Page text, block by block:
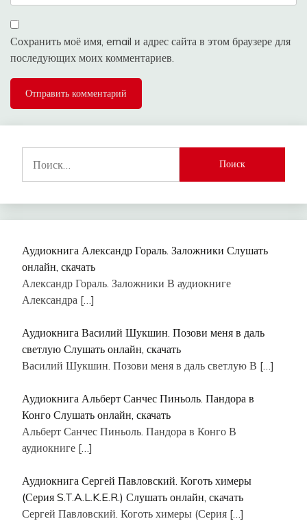
Сохранить моё имя, email и адрес сайта в этом браузере для
последующих моих комментариев.
Аудиокнига Александр Гораль. Заложники Слушать
онлайн, скачать
Александр Гораль. Заложники В аудиокниге
Александра […]
Аудиокнига Василий Шукшин. Позови меня в даль
светлую Слушать онлайн, скачать
Василий Шукшин. Позови меня в даль светлую В […]
Аудиокнига Альберт Санчес Пиньоль. Пандора в
Конго Слушать онлайн, скачать
Альберт Санчес Пиньоль. Пандора в Конго В
аудиокниге […]
Аудиокнига Сергей Павловский. Коготь химеры
(Серия S.T.A.L.K.E.R.) Слушать онлайн, скачать
Сергей Павловский. Коготь химеры (Серия […]